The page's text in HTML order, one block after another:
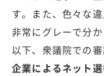
す。また、色々な
非常にグレーで分
以下、衆議院での審
企業によるネット